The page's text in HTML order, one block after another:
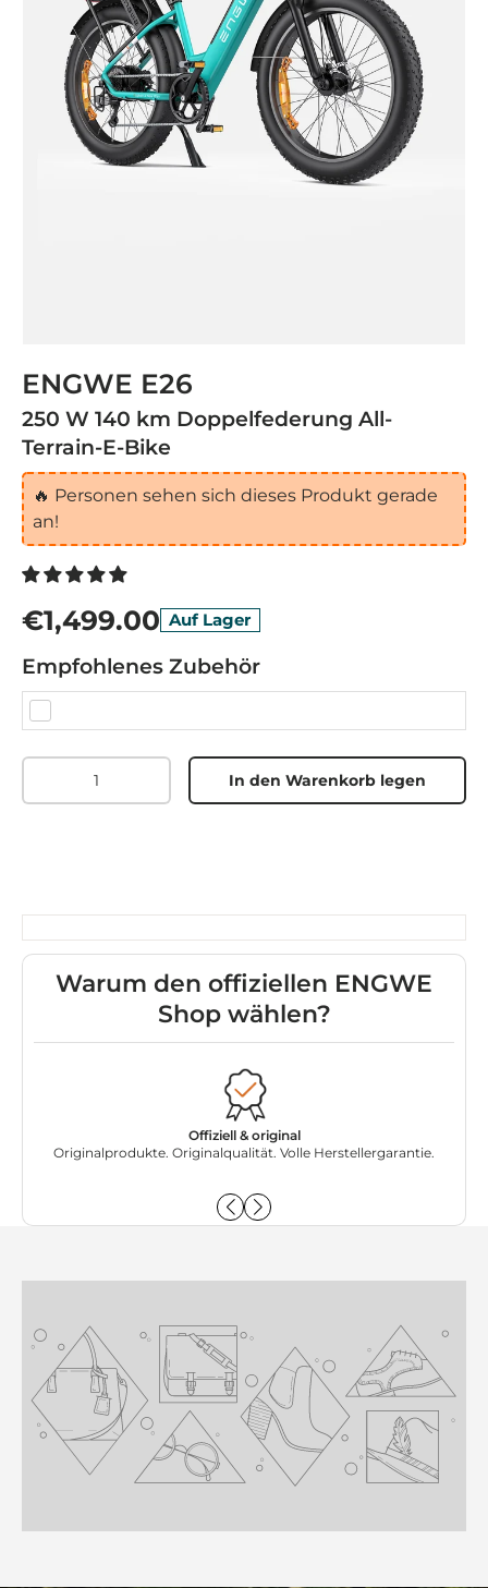
ENGWE E26
250 W 140 km Doppelfederung All-
Terrain-E-Bike
🔥 Personen sehen sich dieses Produkt gerade
an!
€1,499.00 Auf Lager
Empfohlenes Zubehör
In den Warenkorb legen
Warum den offiziellen ENGWE
Shop wählen?
Offiziell & original
Originalprodukte. Originalqualität. Volle Herstellergarantie.